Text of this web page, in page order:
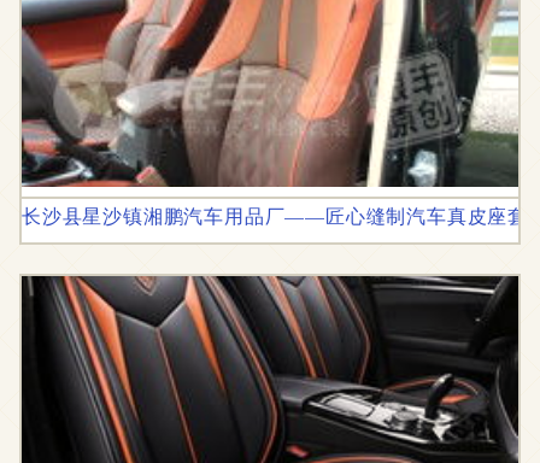
长沙县星沙镇湘鹏汽车用品厂——匠心缝制汽车真皮座套